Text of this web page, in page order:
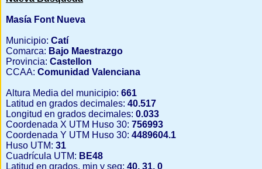
Masía Font Nueva
Municipio: Catí
Comarca: Bajo Maestrazgo
Provincia: Castellon
CCAA: Comunidad Valenciana
Altura Media del municipio: 661
Latitud en grados decimales: 40.517
Longitud en grados decimales: 0.033
Coordenada X UTM Huso 30: 756993
Coordenada Y UTM Huso 30: 4489604.1
Huso UTM: 31
Cuadrícula UTM: BE48
Latitud en grados, min y seg: 40, 31, 0